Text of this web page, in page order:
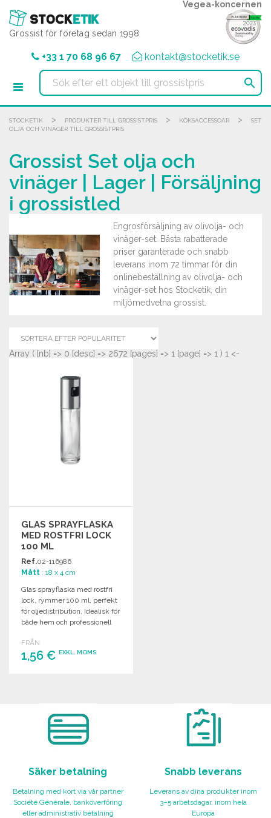
Grossist för företag sedan 1998
Vegea-koncernen
+33 1 70 68 96 67 kontakt@stocketik.se

STOCKETIK > PRODUKTER TILL GROSSISTPRIS > KÖKSACCESSOAR >
SET
OLJA OCH VINÄGER TILL GROSSISTPRIS
Grossist Set olja och
vinäger | Lager | Försäljning
i grossistled
Engrosförsäljning av olivolja- och
vinäger-set. Bästa rabatterade
priser garanterade och snabb
leverans inom 72 timmar för din
onlinebeställning av olivolja- och
vinäger-set hos Stocketik, din
miljömedvetna grossist.
Array ( [nb] => 0 [desc] => 2672 [pages] => 1 [page] => 1 ) 1 <-
GLAS SPRAYFLASKA
MED ROSTFRI LOCK
100 ML
Ref.02-116986
Mått : 18 x 4 cm
Glas sprayflaska med rostfri
lock, rymmer 100 ml, perfekt
för oljedistribution. Idealisk för
både hem och professionell
FRÅN
1,56 € EXKL. MOMS
Säker betalning
Betalning med kort via vår partner
Société Générale, banköverföring
eller administrativ betalning
Snabb leverans
Leverans av dina produkter inom
3–5 arbetsdagar, inom hela
Europa